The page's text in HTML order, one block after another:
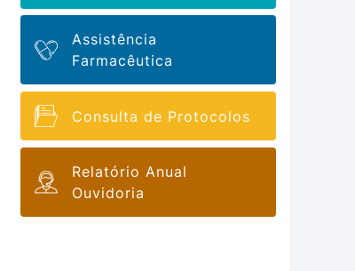
Assistência
Farmacêutica
Consulta de Protocolos
Relatório Anual
Ouvidoria